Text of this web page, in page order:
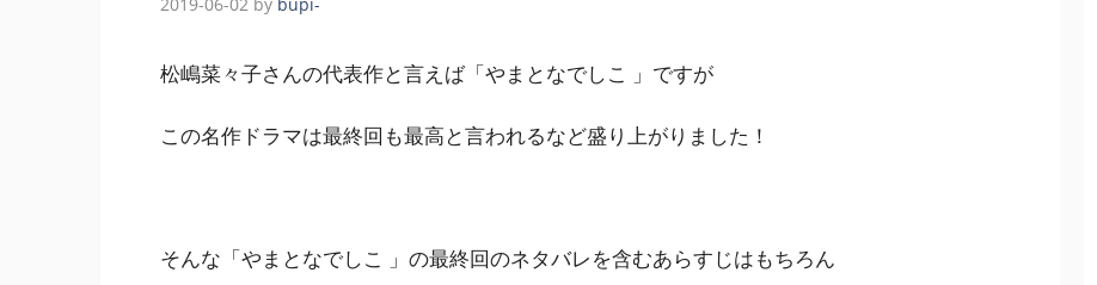
松嶋菜々子さんの代表作と言えば「やまとなでしこ 」ですが
この名作ドラマは最終回も最高と言われるなど盛り上がりました！
そんな「やまとなでしこ 」の最終回のネタバレを含むあらすじはもちろん